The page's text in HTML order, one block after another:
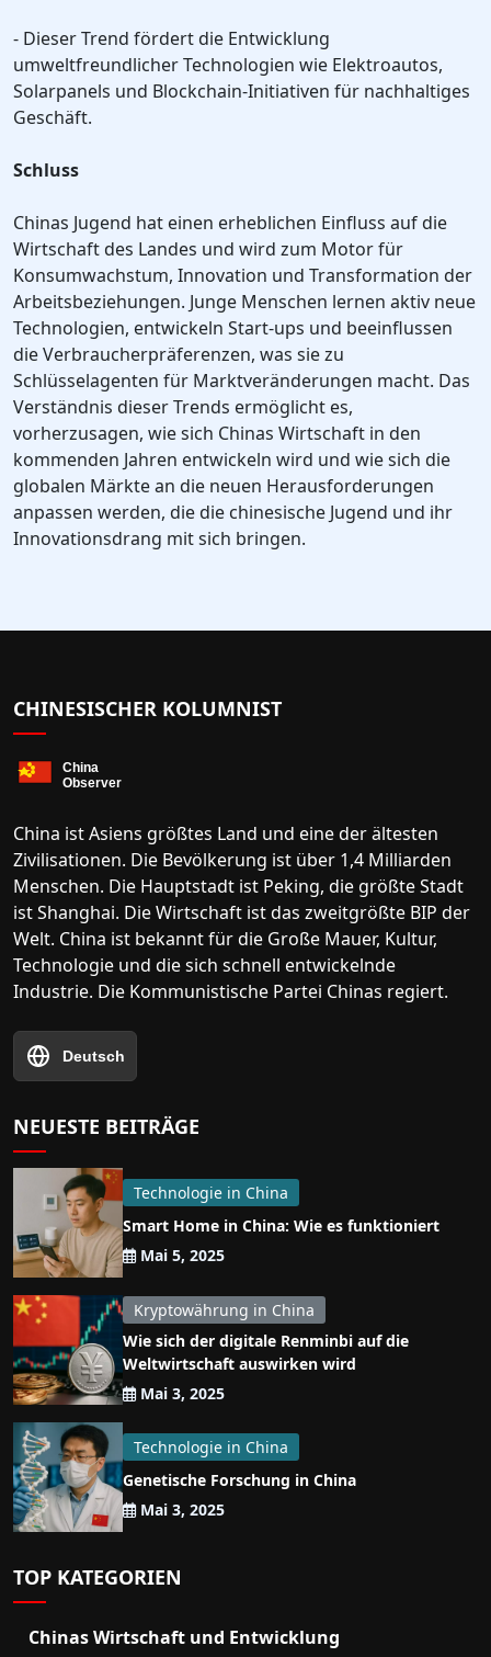
- Dieser Trend fördert die Entwicklung
umweltfreundlicher Technologien wie Elektroautos,
Solarpanels und Blockchain-Initiativen für nachhaltiges
Geschäft.
Schluss
Chinas Jugend hat einen erheblichen Einfluss auf die
Wirtschaft des Landes und wird zum Motor für
Konsumwachstum, Innovation und Transformation der
Arbeitsbeziehungen. Junge Menschen lernen aktiv neue
Technologien, entwickeln Start-ups und beeinflussen
die Verbraucherpräferenzen, was sie zu
Schlüsselagenten für Marktveränderungen macht. Das
Verständnis dieser Trends ermöglicht es,
vorherzusagen, wie sich Chinas Wirtschaft in den
kommenden Jahren entwickeln wird und wie sich die
globalen Märkte an die neuen Herausforderungen
anpassen werden, die die chinesische Jugend und ihr
Innovationsdrang mit sich bringen.
CHINESISCHER KOLUMNIST
China ist Asiens größtes Land und eine der ältesten
Zivilisationen. Die Bevölkerung ist über 1,4 Milliarden
Menschen. Die Hauptstadt ist Peking, die größte Stadt
ist Shanghai. Die Wirtschaft ist das zweitgrößte BIP der
Welt. China ist bekannt für die Große Mauer, Kultur,
Technologie und die sich schnell entwickelnde
Industrie. Die Kommunistische Partei Chinas regiert.
Deutsch
NEUESTE BEITRÄGE
Technologie in China
Smart Home in China: Wie es funktioniert
Mai 5, 2025
Kryptowährung in China
Wie sich der digitale Renminbi auf die
Weltwirtschaft auswirken wird
Mai 3, 2025
Technologie in China
Genetische Forschung in China
Mai 3, 2025
TOP KATEGORIEN
Chinas Wirtschaft und Entwicklung